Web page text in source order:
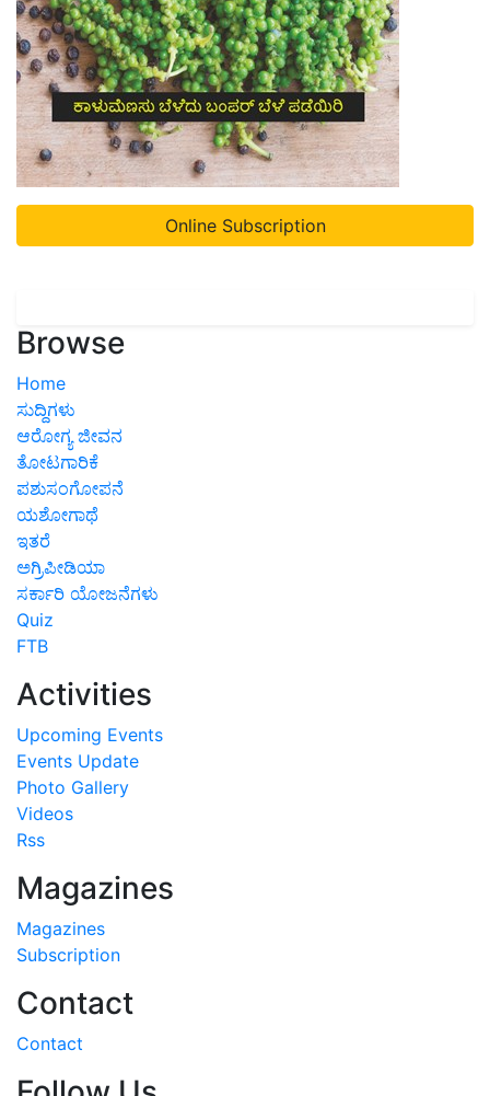
Online Subscription
Browse
Home
ಸುದ್ದಿಗಳು
ಆರೋಗ್ಯ ಜೀವನ
ತೋಟಗಾರಿಕೆ
ಪಶುಸಂಗೋಪನೆ
ಯಶೋಗಾಥೆ
ಇತರೆ
ಅಗ್ರಿಪೀಡಿಯಾ
ಸರ್ಕಾರಿ ಯೋಜನೆಗಳು
Quiz
FTB
Activities
Upcoming Events
Events Update
Photo Gallery
Videos
Rss
Magazines
Magazines
Subscription
Contact
Contact